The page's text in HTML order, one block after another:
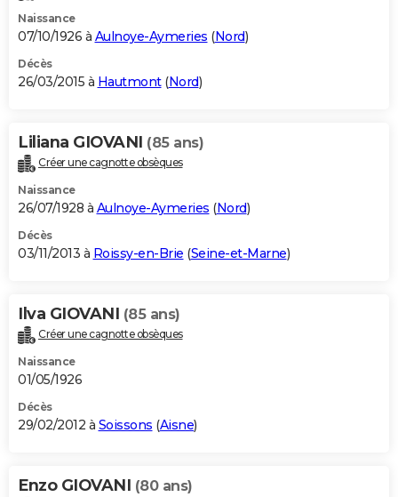
Naissance
07/10/1926 à Aulnoye-Aymeries (Nord)
Décès
26/03/2015 à Hautmont(Nord)
Liliana GIOVANI (85 ans)
Créer une cagnotte obsèques
Naissance
26/07/1928 à Aulnoye-Aymeries (Nord)
Décès
03/11/2013 à Roissy-en-Brie (Seine-et-Marne)
Ilva GIOVANI (85 ans)
Créer une cagnotte obsèques
Naissance
01/05/1926
Décès
29/02/2012 à Soissons (Aisne)
Enzo GIOVANI (80 ans)